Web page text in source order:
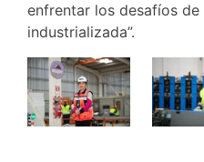
enfrentar los desafíos
industrializada”.